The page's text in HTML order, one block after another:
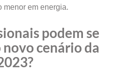
menor em energia.
podem se
cenário da